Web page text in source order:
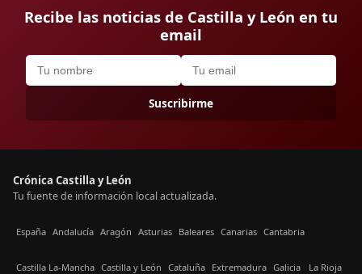
Recibe las noticias de Castilla y León en tu
email
Suscribirme
Crónica Castilla y León
Tu fuente de información local actualizada.
España Andalucía Aragón Asturias Baleares Canarias Cantabria
Castilla La-Mancha Castilla y León Cataluña Extremadura Galicia La Rioja